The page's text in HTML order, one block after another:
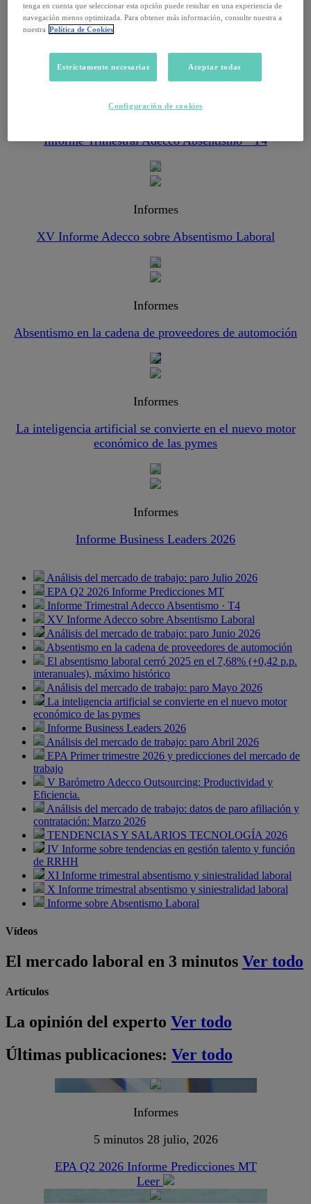
Informes
Informes
Informe Trimestral Adecco Absentismo · T4
Informes
XV Informe Adecco sobre Absentismo Laboral
Informes
Absentismo en la cadena de proveedores de automoción
Informes
La inteligencia artificial se convierte en el nuevo motor
económico de las pymes
Informes
Informe Business Leaders 2026
Análisis del mercado de trabajo: paro Julio 2026
EPA Q2 2026 Informe Predicciones MT
Informe Trimestral Adecco Absentismo · T4
XV Informe Adecco sobre Absentismo Laboral
Análisis del mercado de trabajo: paro Junio 2026
Absentismo en la cadena de proveedores de automoción
El absentismo laboral cerró 2025 en el 7,68% (+0,42 p.p.
interanuales), máximo histórico
Análisis del mercado de trabajo: paro Mayo 2026
La inteligencia artificial se convierte en el nuevo motor
económico de las pymes
Informe Business Leaders 2026
Análisis del mercado de trabajo: paro Abril 2026
EPA Primer trimestre 2026 y predicciones del mercado de
trabajo
V Barómetro Adecco Outsourcing: Productividad y
Eficiencia.
Análisis del mercado de trabajo: datos de paro afiliación y
contratación: Marzo 2026
TENDENCIAS Y SALARIOS TECNOLOGÍA 2026
IV Informe sobre tendencias en gestión talento y función
de RRHH
XI Informe trimestral absentismo y siniestralidad laboral
X Informe trimestral absentismo y siniestralidad laboral
Informe sobre Absentismo Laboral
Vídeos
El mercado laboral en 3 minutos Ver todo
Artículos
La opinión del experto Ver todo
Últimas publicaciones: Ver todo
Informes
5 minutos 28 julio, 2026
EPA Q2 2026 Informe Predicciones MT
Leer
tenga en cuenta que seleccionar esta opción puede resultar en una experiencia de
navegación menos optimizada. Para obtener más información, consulte nuestra a
nuestra Política de Cookies
Estrictamente necesarias Aceptar todas
Configuración de cookies